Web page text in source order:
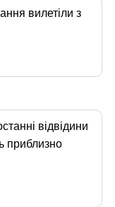
вилетіли з
відвідини
приблизно